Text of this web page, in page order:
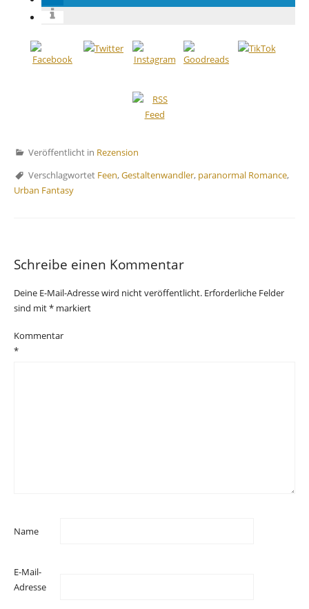
Veröffentlicht in Rezension
Verschlagwortet Feen,Gestaltenwandler, paranormal Romance,
Urban Fantasy
Schreibe einen Kommentar
Deine E-Mail-Adresse wird nicht veröffentlicht. Erforderliche Felder
sind mit* markiert
Kommentar
*
Name
E-Mail-
Adresse